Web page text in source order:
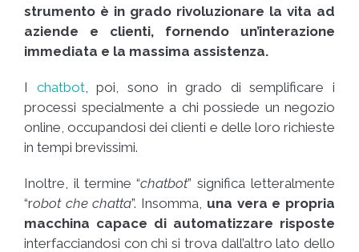
strumento è in grado rivoluzionare la vita ad
aziende e clienti, fornendo un’interazione
immediata e la massima assistenza.
I chatbot, poi, sono in grado di semplificare i
processi specialmente a chi possiede un negozio
online, occupandosi dei clienti e delle loro richieste
in tempi brevissimi.
Inoltre, il termine “chatbot” significa letteralmente
“robot che chatta”. Insomma, una vera e propria
macchina capace di automatizzare risposte
interfacciandosi con chi si trova dall’altro lato dello